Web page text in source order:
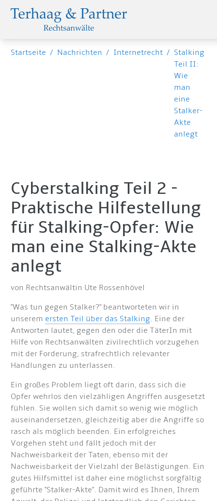
Startseite / Nachrichten / Internetrecht / Stalking
Teil II:
Wie
man
eine
Stalker-
Akte
anlegt
Cyberstalking Teil 2 -
Praktische Hilfestellung
für Stalking-Opfer: Wie
man eine Stalking-Akte
anlegt
von Rechtsanwältin Ute Rossenhövel
"Was tun gegen Stalker?" beantworteten wir in
unserem ersten Teil über das Stalking. Eine der
Antworten lautet, gegen den oder die TäterIn mit
Hilfe von Rechtsanwälten zivilrechtlich vorzugehen
mit der Forderung, strafrechtlich relevanter
Handlungen zu unterlassen.
Ein großes Problem liegt oft darin, dass sich die
Opfer wehrlos den vielzähligen Angriffen ausgesetzt
fühlen. Sie wollen sich damit so wenig wie möglich
auseinandersetzen, gleichzeitig aber die Angriffe so
rasch als möglich beenden. Ein erfolgreiches
Vorgehen steht und fällt jedoch mit der
Nachweisbarkeit der Taten, ebenso mit der
Nachweisbarkeit der Vielzahl der Belästigungen. Ein
gutes Hilfsmittel ist daher eine möglichst sorgfältig
geführte "Stalker-Akte". Damit wird es Ihnen, Ihrem